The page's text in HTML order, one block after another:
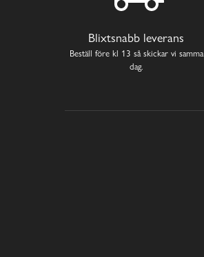
Blixtsnabb leverans
Beställ före kl 13 så skickar vi samma
dag.